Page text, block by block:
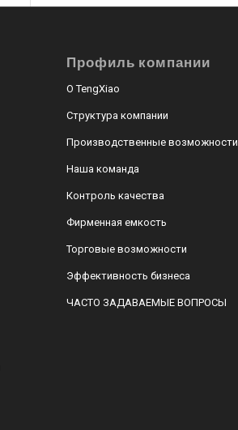
Профиль компании
О TengXiao
Структура компании
Производственные возможности
Наша команда
Контроль качества
Фирменная емкость
Торговые возможности
Эффективность бизнеса
ЧАСТО ЗАДАВАЕМЫЕ ВОПРОСЫ